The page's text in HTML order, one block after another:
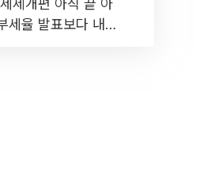
제개편 아직 끝 아
세율 발표보다 내릴